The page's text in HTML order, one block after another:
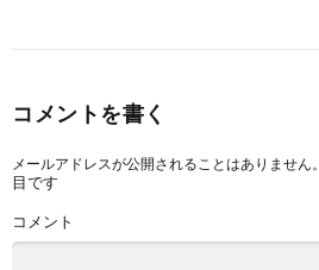
コメントを書く
メールアドレスが公開されることはありません。
目です
コメント